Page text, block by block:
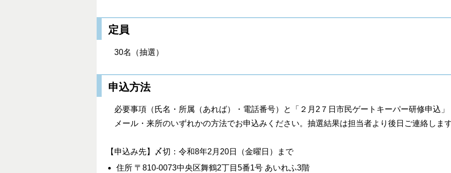
定員
30名（抽選）
申込方法
必要事項（氏名・所属（あれば）・電話番号）と「２月2７日 市民ゲートキーパー研修申込
メール・来所のいずれかの方法でお申込みください。抽選結果は担当者より後日ご連絡しま
【申込み先】〆切：令和8年2月20日
（金曜日）まで
住所 〒810-0073中央区舞鶴2丁目5番1号 あいれふ3階